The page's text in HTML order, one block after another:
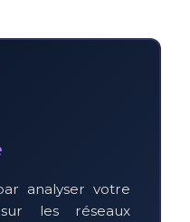
analyser votre
les réseaux